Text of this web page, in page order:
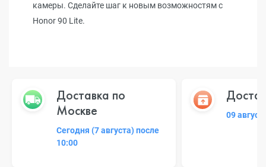
камеры. Сделайте шаг к новым возможностям с
Honor 90 Lite.
Доставка по
Москве
Сегодня (7 августа) после
10:00
09